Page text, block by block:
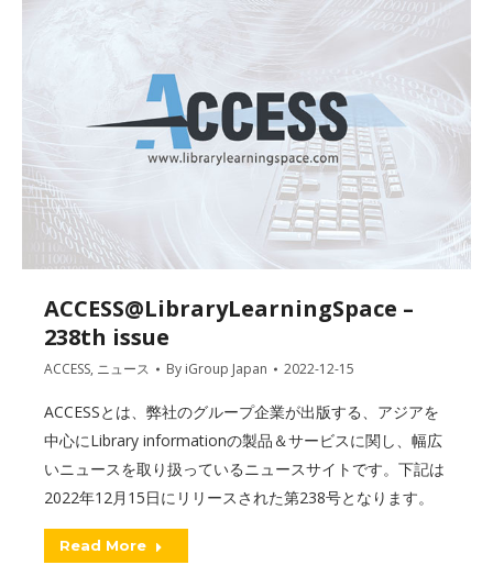
ACCESS@LibraryLearningSpace –
238th issue
ACCESS, ニュース By iGroup Japan 2022-12-15
ACCESSとは、弊社のグループ企業が出版する、アジアを
中心にLibrary informationの製品＆サービスに関し、幅広
いニュースを取り扱っているニュースサイトです。下記は
2022年12月15日にリリースされた第238号となります。
Read More